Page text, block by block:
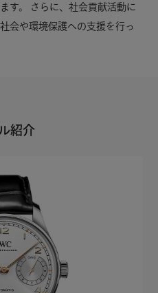
す。
さらに、社会貢献活動に
会や環境保護への支援を行っ
紹介